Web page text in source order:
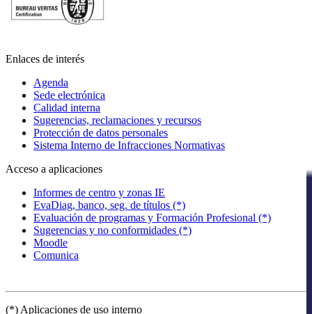
Enlaces de interés
Agenda
Sede electrónica
Calidad interna
Sugerencias, reclamaciones y recursos
Protección de datos personales
Sistema Interno de Infracciones Normativas
Acceso a aplicaciones
Informes de centro y zonas IE
EvaDiag, banco, seg. de títulos (*)
Evaluación de programas y Formación Profesional (*)
Sugerencias y no conformidades (*)
Moodle
Comunica
(*) Aplicaciones de uso interno